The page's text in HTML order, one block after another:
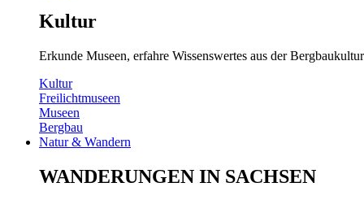
Kultur
Erkunde Museen, erfahre Wissenswertes aus der
Kultur
Freilichtmuseen
Museen
Bergbau
Natur & Wandern
WANDERUNGEN IN SACHSEN